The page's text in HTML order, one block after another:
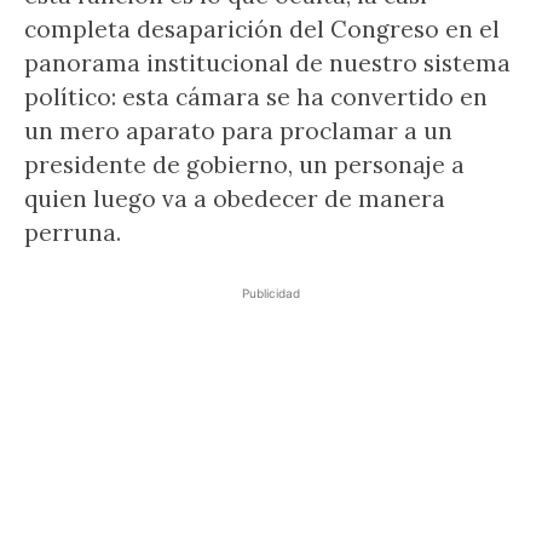
completa desaparición del Congreso en el
panorama institucional de nuestro sistema
político: esta cámara se ha convertido en
un mero aparato para proclamar a un
presidente de gobierno, un personaje a
quien luego va a obedecer de manera
perruna.
Publicidad